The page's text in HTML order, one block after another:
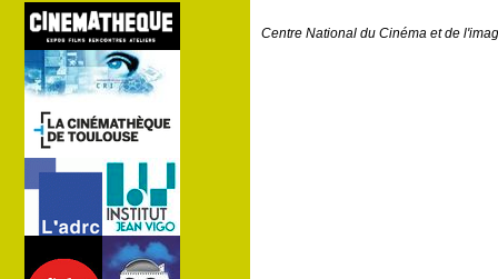
Centre National du Cinéma et de